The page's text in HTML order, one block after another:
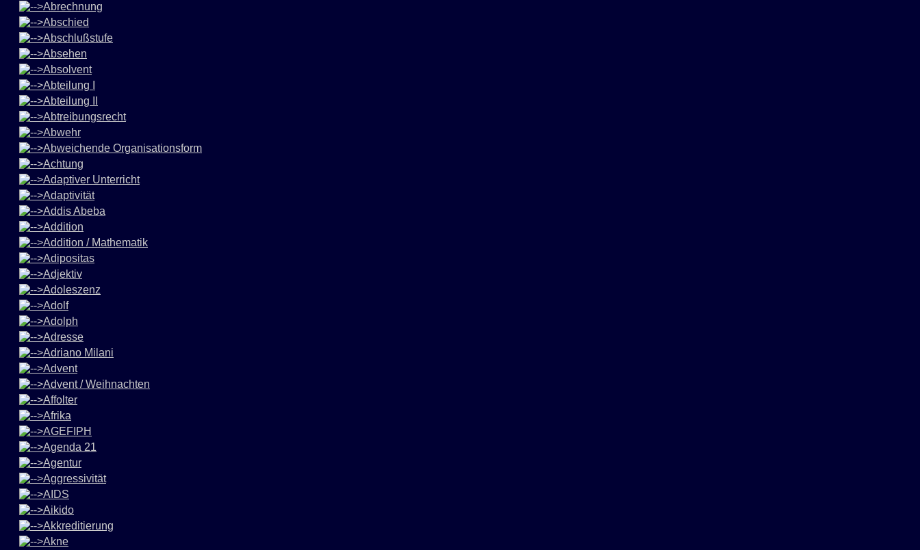
Abrechnung
Abschied
Abschlußstufe
Absehen
Absolvent
Abteilung I
Abteilung II
Abtreibungsrecht
Abwehr
Abweichende Organisationsform
Achtung
Adaptiver Unterricht
Adaptivität
Addis Abeba
Addition
Addition / Mathematik
Adipositas
Adjektiv
Adoleszenz
Adolf
Adolph
Adresse
Adriano Milani
Advent
Advent / Weihnachten
Affolter
Afrika
AGEFIPH
Agenda 21
Agentur
Aggressivität
AIDS
Aikido
Akkreditierung
Akne